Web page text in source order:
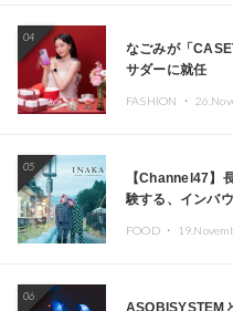
04
なごみが「
サダーに就任
FASHION ・
05
【Channel47】
験する、インバ
FOOD ・
06